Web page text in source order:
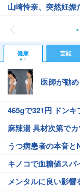
山崎怜奈、突然妊娠
健康 芸能
医師が勧
465gで321円 ドンキ
麻辣湯 具材次第で
うつ病患者の本音と
キノコで血糖値スパ
メンタルに良い影響